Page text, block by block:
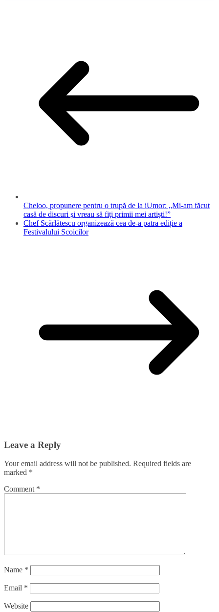
Cheloo, propunere pentru o trupă de la iUmor: „Mi-am făcut
casă de discuri şi vreau să fiţi primii mei artişti!”
Chef Scărlătescu organizează cea de-a patra ediție a
Festivalului Scoicilor
Leave a Reply
Your email address will not be published. Required fields are
marked *
Comment *
Name *
Email *
Website